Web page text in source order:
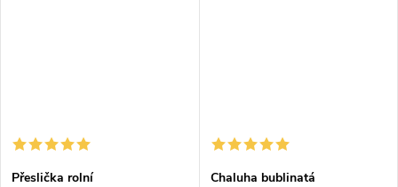
Přeslička rolní Chaluha bublinatá